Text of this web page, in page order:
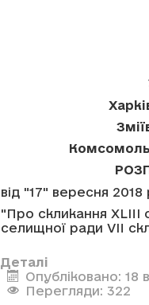
від "17" вересня 2018
"Про скликання XLIII
селищної ради VII
Деталі
Опубліковано: 18
Перегляди: 322